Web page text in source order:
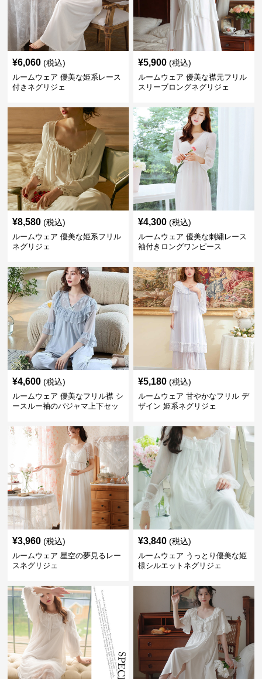
¥6,060 (税込)
ルームウェア 優美な姫系レース
付きネグリジェ
¥5,900 (税込)
ルームウェア 優美な襟元フリル
スリーブロングネグリジェ
¥8,580 (税込)
ルームウェア 優美な姫系フリル
ネグリジェ
¥4,300 (税込)
ルームウェア 優美な刺繍レース
袖付きロングワンピース
¥4,600 (税込)
ルームウェア 優美なフリル襟 シ
ースルー袖のパジャマ上下セッ
¥5,180 (税込)
ルームウェア 甘やかなフリル デ
ザイン 姫系ネグリジェ
¥3,960 (税込)
ルームウェア 星空の夢見るレー
スネグリジェ
¥3,840 (税込)
ルームウェア うっとり優美な姫
様シルエットネグリジェ